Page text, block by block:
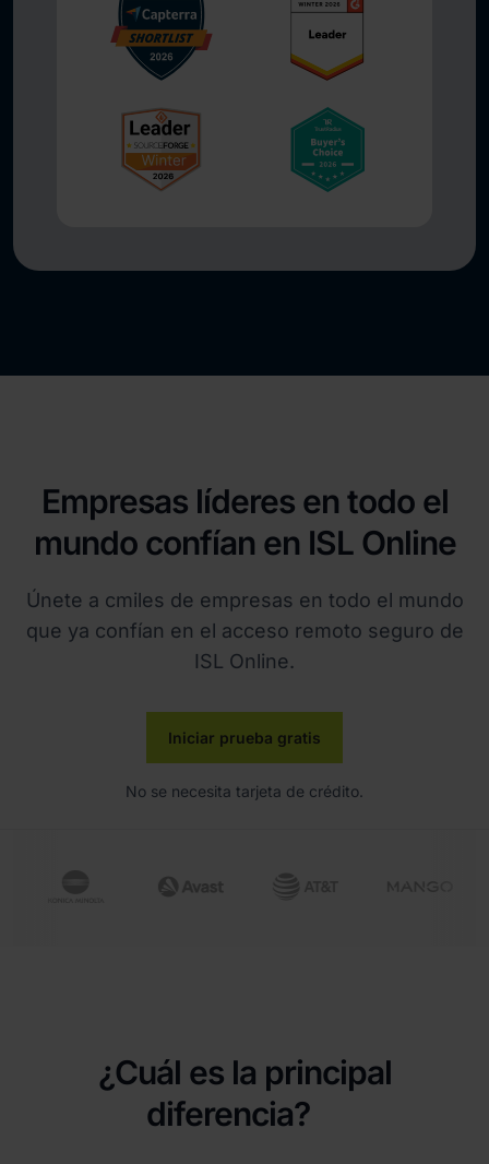
Empresas líderes en todo el
mundo confían en ISL Online
Únete a cmiles de empresas en todo el mundo
que ya confían en el acceso remoto seguro de
ISL Online.
Iniciar prueba gratis
No se necesita tarjeta de crédito.
¿Cuál es la principal
diferencia?